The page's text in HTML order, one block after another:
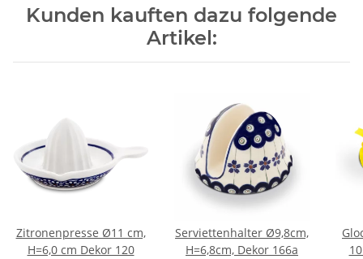
Kunden kauften dazu folgende
Artikel:
Zitronenpresse Ø11 cm,
H=6,0 cm Dekor 120
Serviettenhalter Ø9,8cm,
H=6,8cm, Dekor 166a